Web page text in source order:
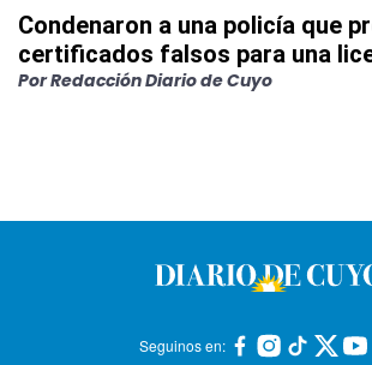
Condenaron a una policía que
certificados falsos para una
PorRedacción Diario de Cuyo
Seguinos en: